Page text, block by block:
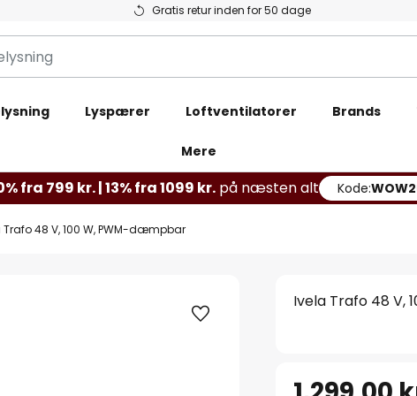
Gratis retur inden for 50 dage
Lyspærer Loftventilatorer Brands
Mere
fra 799 kr. | 13% fra 1099 kr. på næsten alt Kode:
Trafo 48 V, 100 W, PWM-dæmpbar
Ivela Trafo 48 V,